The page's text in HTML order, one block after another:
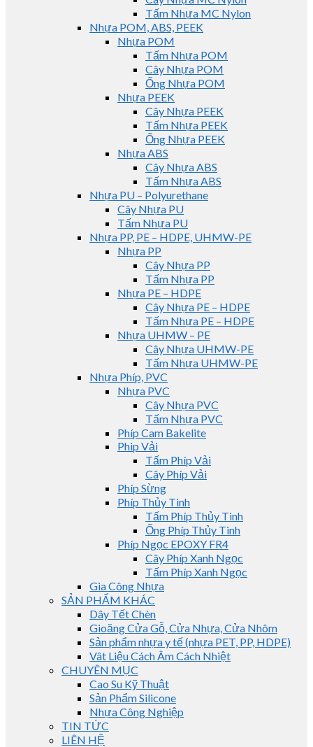
Tấm Nhựa MC Nylon
Nhựa POM, ABS, PEEK
Nhựa POM
Tấm Nhựa POM
Cây Nhựa POM
Ống Nhựa POM
Nhựa PEEK
Cây Nhựa PEEK
Tấm Nhựa PEEK
Ống Nhựa PEEK
Nhựa ABS
Cây Nhựa ABS
Tấm Nhựa ABS
Nhựa PU – Polyurethane
Cây Nhựa PU
Tấm Nhựa PU
Nhựa PP, PE – HDPE, UHMW-PE
Nhựa PP
Cây Nhựa PP
Tấm Nhựa PP
Nhựa PE – HDPE
Cây Nhựa PE – HDPE
Tấm Nhựa PE – HDPE
Nhựa UHMW – PE
Cây Nhựa UHMW-PE
Tấm Nhựa UHMW-PE
Nhựa Phíp, PVC
Nhựa PVC
Cây Nhựa PVC
Tấm Nhựa PVC
Phíp Cam Bakelite
Phip Vải
Tấm Phíp Vải
Cây Phíp Vải
Phíp Sừng
Phíp Thủy Tinh
Tấm Phíp Thủy Tinh
Ống Phíp Thủy Tinh
Phíp Ngọc EPOXY FR4
Cây Phíp Xanh Ngọc
Tấm Phíp Xanh Ngọc
Gia Công Nhựa
SẢN PHẨM KHÁC
Dây Tết Chèn
Gioăng Cửa Gỗ, Cửa Nhựa, Cửa Nhôm
Sản phẩm nhựa y tế (nhựa PET, PP, HDPE)
Vât Liệu Cách Âm Cách Nhiệt
CHUYÊN MỤC
Cao Su Kỹ Thuật
Sản Phẩm Silicone
Nhựa Công Nghiệp
TIN TỨC
LIÊN HỆ